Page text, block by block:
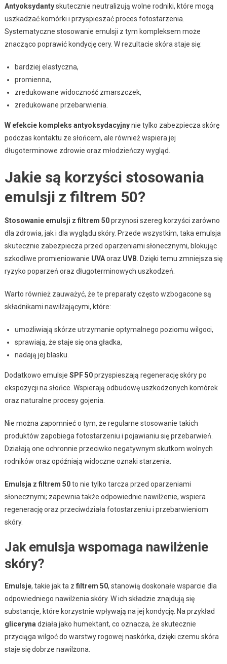
Antyoksydantyskutecznie neutralizują wolne rodniki, które mogą
uszkadzać komórki i przyspieszać proces fotostarzenia.
Systematyczne stosowanie emulsji z tym kompleksem może
znacząco poprawić kondycję cery. W rezultacie skóra staje się:
bardziej elastyczna,
promienna,
zredukowane widoczność zmarszczek,
zredukowane przebarwienia.
W efekcie kompleks antyoksydacyjnynie tylko zabezpiecza skórę
podczas kontaktu ze słońcem, ale również wspiera jej
długoterminowe zdrowie oraz młodzieńczy wygląd.
Jakie są korzyści stosowania
emulsji z filtrem 50?
Stosowanie emulsji z filtrem 50przynosi szereg korzyści zarówno
dla zdrowia, jak i dla wyglądu skóry. Przede wszystkim, taka emulsja
skutecznie zabezpiecza przed oparzeniami słonecznymi, blokując
szkodliwe promieniowanie UVAoraz UVB . Dzięki temu zmniejsza się
ryzyko poparzeń oraz długoterminowych uszkodzeń.
Warto również zauważyć, że te preparaty często wzbogacone są
składnikami nawilżającymi, które:
umożliwiają skórze utrzymanie optymalnego poziomu wilgoci,
sprawiają, że staje się ona gładka,
nadają jej blasku.
Dodatkowo emulsje SPF 50przyspieszają regenerację skóry po
ekspozycji na słońce. Wspierają odbudowę uszkodzonych komórek
oraz naturalne procesy gojenia.
Nie można zapomnieć o tym, że regularne stosowanie takich
produktów zapobiega fotostarzeniu i pojawianiu się przebarwień.
Działają one ochronnie przeciwko negatywnym skutkom wolnych
rodników oraz opóźniają widoczne oznaki starzenia.
Emulsja z filtrem 50to nie tylko tarcza przed oparzeniami
słonecznymi; zapewnia także odpowiednie nawilżenie, wspiera
regenerację oraz przeciwdziała fotostarzeniu i przebarwieniom
skóry.
Jak emulsja wspomaga nawilżenie
skóry?
Emulsje, takie jak ta z filtrem 50, stanowią doskonałe wsparcie dla
odpowiedniego nawilżenia skóry. W ich składzie znajdują się
substancje, które korzystnie wpływają na jej kondycję. Na przykład
gliceryna działa jako humektant, co oznacza, że skutecznie
przyciąga wilgoć do warstwy rogowej naskórka, dzięki czemu skóra
staje się dobrze nawilżona.